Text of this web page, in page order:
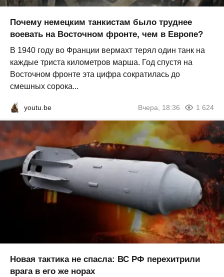
Почему немецким танкистам было труднее
воевать на Восточном фронте, чем в Европе?
В 1940 году во Франции вермахт терял один танк на
каждые триста километров марша. Год спустя на
Восточном фронте эта цифра сократилась до
смешных сорока...
youtu.be Вчера, 18:36 1 624
Новая тактика не спасла: ВС РФ перехитрили
врага в его же норах